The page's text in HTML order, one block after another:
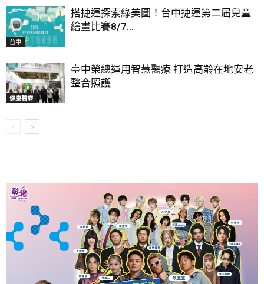
台中
搭捷運探索綠美圖！台中捷運第二屆兒童
繪畫比賽8/7...
健康醫療
臺中榮總運用智慧醫療 打造高齡在地安老
整合照護